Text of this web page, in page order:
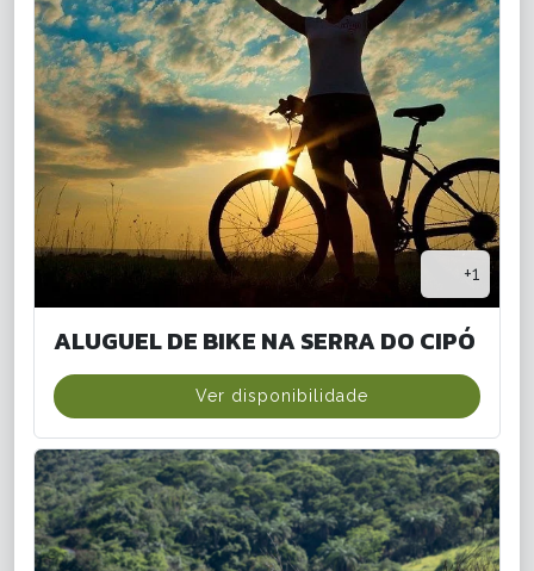
+1
ALUGUEL DE BIKE NA SERRA DO CIPÓ
Ver disponibilidade